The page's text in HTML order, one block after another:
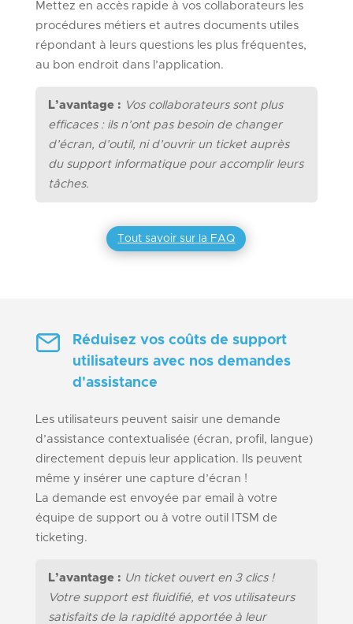
Mettez en accès rapide à vos collaborateurs les
procédures métiers et autres documents utiles
répondant à leurs questions les plus fréquentes,
au bon endroit dans l’application.
L’avantage : Vos collaborateurs sont plus
efficaces : ils n’ont pas besoin de changer
d’écran, d’outil, ni d’ouvrir un ticket auprès
du support informatique pour accomplir leurs
tâches.
Tout savoir sur la FAQ
Réduisez vos coûts de support
utilisateurs avec nos demandes
d'assistance
Les utilisateurs peuvent saisir une demande
d’assistance contextualisée (écran, profil, langue)
directement depuis leur application. Ils peuvent
même y insérer une capture d’écran !
La demande est envoyée par email à votre
équipe de support ou à votre outil ITSM de
ticketing.
L’avantage : Un ticket ouvert en 3 clics !
Votre support est fluidifié, et vos utilisateurs
satisfaits de la rapidité apportée à leur